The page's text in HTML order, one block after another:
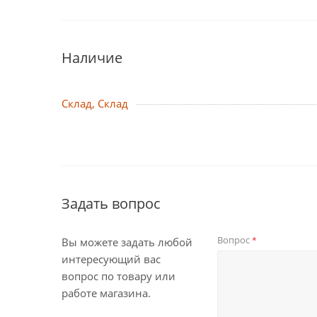
Наличие
Склад, Склад
Задать вопрос
Вы можете задать любой
интересующий вас
вопрос по товару или
работе магазина.
Вопрос*